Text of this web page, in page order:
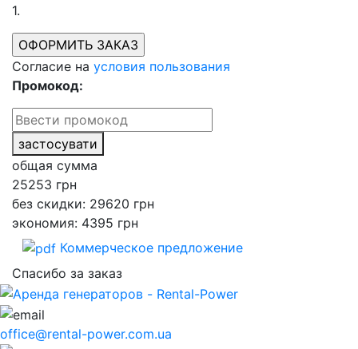
1.
Согласие на условия пользования
Промокод:
застосувати
общая сумма
25253 грн
без скидки: 29620 грн
экономия: 4395 грн
Коммерческое предложение
Спасибо за заказ
office@rental-power.com.ua